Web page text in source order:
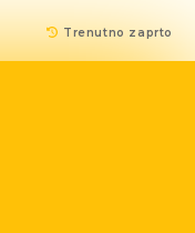
Trenutno zaprto